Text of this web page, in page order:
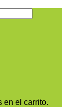
en el carrito.